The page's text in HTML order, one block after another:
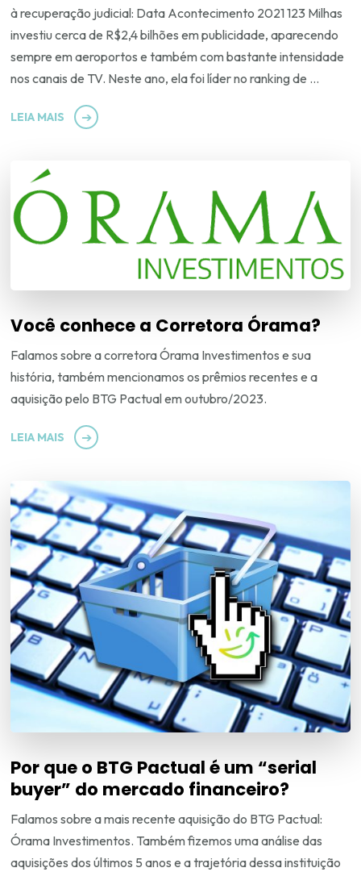
à recuperação judicial: Data Acontecimento 2021 123 Milhas
investiu cerca de R$2,4 bilhões em publicidade, aparecendo
sempre em aeroportos e também com bastante intensidade
nos canais de TV. Neste ano, ela foi líder no ranking de …
LEIA MAIS
Você conhece a Corretora Órama?
Falamos sobre a corretora Órama Investimentos e sua
história, também mencionamos os prêmios recentes e a
aquisição pelo BTG Pactual em outubro/2023.
LEIA MAIS
Por que o BTG Pactual é um “serial
buyer” do mercado financeiro?
Falamos sobre a mais recente aquisição do BTG Pactual:
Órama Investimentos. Também fizemos uma análise das
aquisições dos últimos 5 anos e a trajetória dessa instituição